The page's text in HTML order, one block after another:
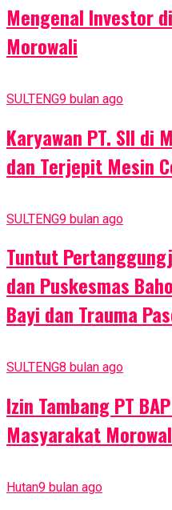
Mengenal Investor
Morowali
SULTENG9 bulan ago
Karyawan PT. SII di
dan Terjepit Mesin
SULTENG9 bulan ago
Tuntut
dan Puskesmas
Bayi dan Trauma
SULTENG8 bulan ago
Izin Tambang PT
Masyarakat
Hutan9 bulan ago